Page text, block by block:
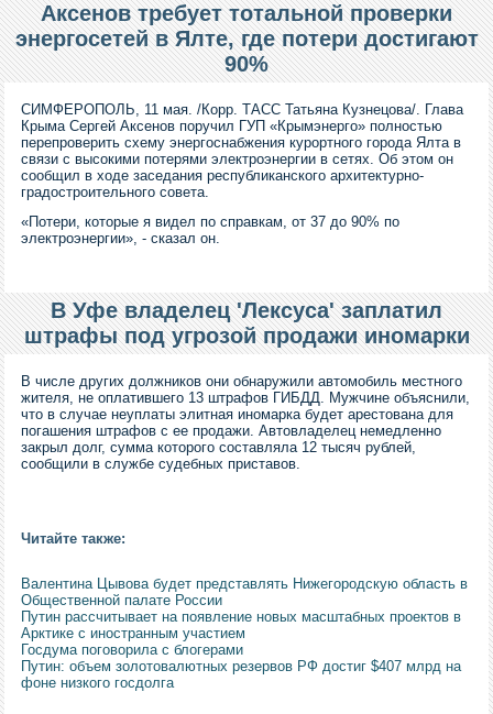
Аксенов требует тотальной проверки
энергосетей в Ялте, где потери достигают
90%
СИМФЕРОПОЛЬ, 11 мая. /Корр. ТАСС Татьяна Кузнецова/. Глава
Крыма Сергей Аксенов поручил ГУП «Крымэнерго» полностью
перепроверить схему энергоснабжения курортного города Ялта в
связи с высокими потерями электроэнергии в сетях. Об этом он
сообщил в ходе заседания республиканского архитектурно-
градостроительного совета.
«Потери, которые я видел по справкам, от 37 до 90% по
электроэнергии», - сказал он.
В Уфе владелец 'Лексуса' заплатил
штрафы под угрозой продажи иномарки
В числе других должников они обнаружили автомобиль местного
жителя, не оплатившего 13 штрафов ГИБДД. Мужчине объяснили,
что в случае неуплаты элитная иномарка будет арестована для
погашения штрафов с ее продажи. Автовладелец немедленно
закрыл долг, сумма которого составляла 12 тысяч рублей,
сообщили в службе судебных приставов.
Читайте также:
Валентина Цывова будет представлять Нижегородскую область в
Общественной палате России
Путин рассчитывает на появление новых масштабных проектов в
Арктике с иностранным участием
Госдума поговорила с блогерами
Путин: объем золотовалютных резервов РФ достиг $407 млрд на
фоне низкого госдолга